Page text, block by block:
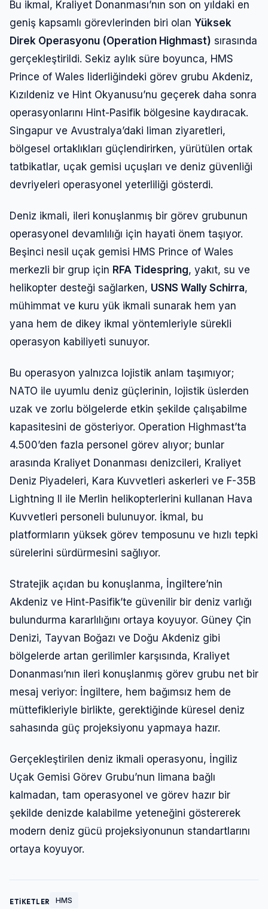
Bu ikmal, Kraliyet Donanması’nın son on yıldaki en
geniş kapsamlı görevlerinden biri olan Yüksek
Direk Operasyonu (Operation Highmast) sırasında
gerçekleştirildi. Sekiz aylık süre boyunca, HMS
Prince of Wales liderliğindeki görev grubu Akdeniz,
Kızıldeniz ve Hint Okyanusu’nu geçerek daha sonra
operasyonlarını Hint-Pasifik bölgesine kaydıracak.
Singapur ve Avustralya’daki liman ziyaretleri,
bölgesel ortaklıkları güçlendirirken, yürütülen ortak
tatbikatlar, uçak gemisi uçuşları ve deniz güvenliği
devriyeleri operasyonel yeterliliği gösterdi.
Deniz ikmali, ileri konuşlanmış bir görev grubunun
operasyonel devamlılığı için hayati önem taşıyor.
Beşinci nesil uçak gemisi HMS Prince of Wales
merkezli bir grup için RFA Tidespring, yakıt, su ve
helikopter desteği sağlarken, USNS Wally Schirra,
mühimmat ve kuru yük ikmali sunarak hem yan
yana hem de dikey ikmal yöntemleriyle sürekli
operasyon kabiliyeti sunuyor.
Bu operasyon yalnızca lojistik anlam taşımıyor;
NATO ile uyumlu deniz güçlerinin, lojistik üslerden
uzak ve zorlu bölgelerde etkin şekilde çalışabilme
kapasitesini de gösteriyor. Operation Highmast’ta
4.500’den fazla personel görev alıyor; bunlar
arasında Kraliyet Donanması denizcileri, Kraliyet
Deniz Piyadeleri, Kara Kuvvetleri askerleri ve F-35B
Lightning II ile Merlin helikopterlerini kullanan Hava
Kuvvetleri personeli bulunuyor. İkmal, bu
platformların yüksek görev temposunu ve hızlı tepki
sürelerini sürdürmesini sağlıyor.
Stratejik açıdan bu konuşlanma, İngiltere’nin
Akdeniz ve Hint-Pasifik’te güvenilir bir deniz varlığı
bulundurma kararlılığını ortaya koyuyor. Güney Çin
Denizi, Tayvan Boğazı ve Doğu Akdeniz gibi
bölgelerde artan gerilimler karşısında, Kraliyet
Donanması’nın ileri konuşlanmış görev grubu net bir
mesaj veriyor: İngiltere, hem bağımsız hem de
müttefikleriyle birlikte, gerektiğinde küresel deniz
sahasında güç projeksiyonu yapmaya hazır.
Gerçekleştirilen deniz ikmali operasyonu, İngiliz
Uçak Gemisi Görev Grubu’nun limana bağlı
kalmadan, tam operasyonel ve görev hazır bir
şekilde denizde kalabilme yeteneğini göstererek
modern deniz gücü projeksiyonunun standartlarını
ortaya koyuyor.
ETİKETLER HMS